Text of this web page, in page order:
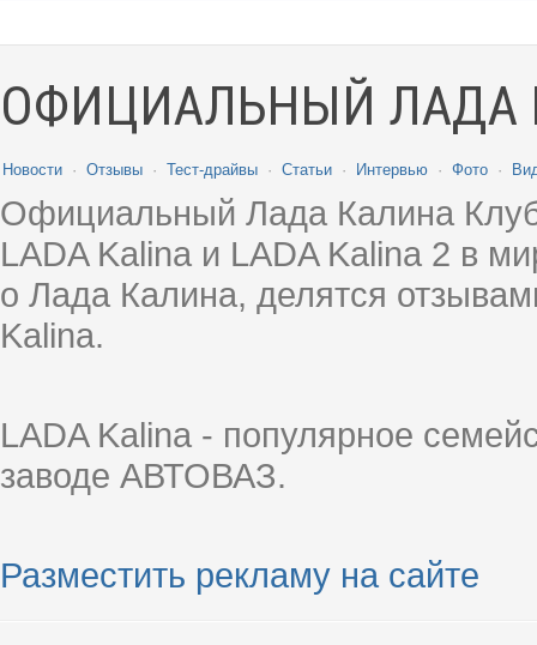
ОФИЦИАЛЬНЫЙ ЛАДА
Новости · Отзывы · Тест-драйвы · Статьи · Интервью · Фото ·
Официальный Лада Калина
LADA Kalina и LADA Kalina 2 в
о Лада Калина, делятся
Kalina.
LADA Kalina - популярное
заводе АВТОВАЗ.
Разместить рекламу на сайте